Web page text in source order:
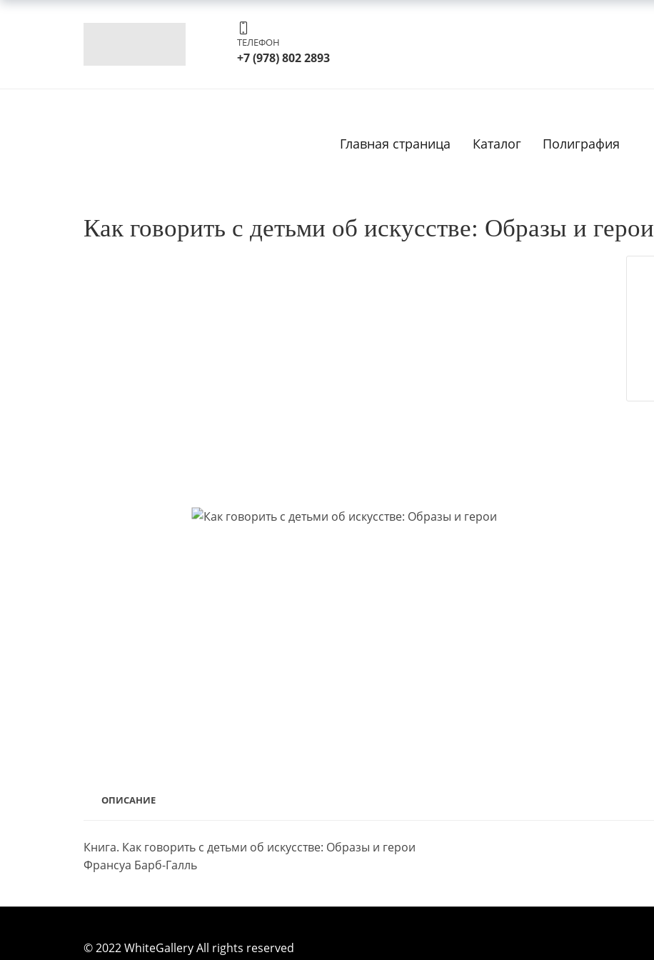
ТЕЛЕФОН
+7 (978) 802 2893
Главная страница Каталог Полиграфия
Как говорить с детьми об искусстве: Образы и герои
ОПИСАНИЕ
Книга. Как говорить с детьми об искусстве: Образы и герои
Франсуа Барб-Галль
© 2022 WhiteGallery All rights reserved